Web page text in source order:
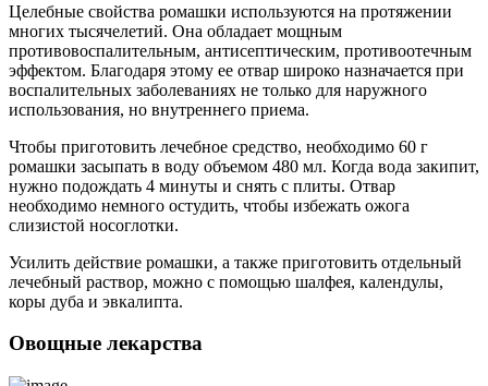
Целебные свойства ромашки используются на протяжении
многих тысячелетий. Она обладает мощным
противовоспалительным, антисептическим, противоотечным
эффектом. Благодаря этому ее отвар широко назначается при
воспалительных заболеваниях не только для наружного
использования, но внутреннего приема.
Чтобы приготовить лечебное средство, необходимо 60 г
ромашки засыпать в воду объемом 480 мл. Когда вода закипит,
нужно подождать 4 минуты и снять с плиты. Отвар
необходимо немного остудить, чтобы избежать ожога
слизистой носоглотки.
Усилить действие ромашки, а также приготовить отдельный
лечебный раствор, можно с помощью шалфея, календулы,
коры дуба и эвкалипта.
Овощные лекарства